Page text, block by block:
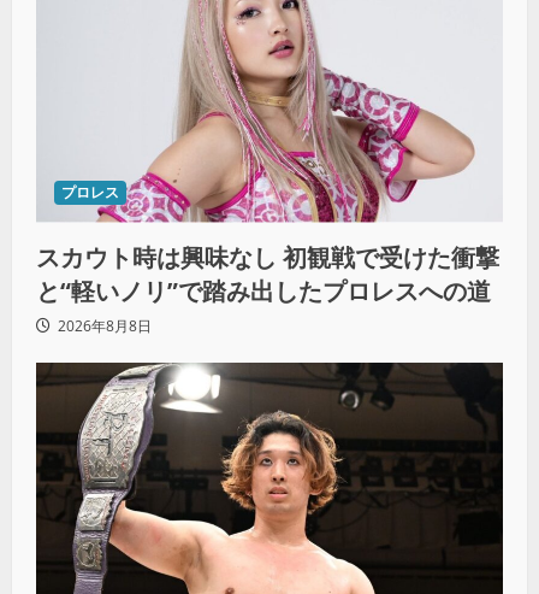
プロレス
スカウト時は興味なし 初観戦で受けた衝撃
と“軽いノリ”で踏み出したプロレスへの道
2026年8月8日